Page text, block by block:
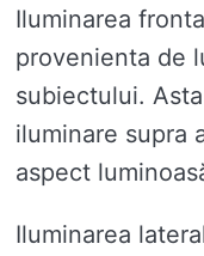
Iluminarea
provenienta de
subiectului.
iluminare supra
aspect
Iluminarea